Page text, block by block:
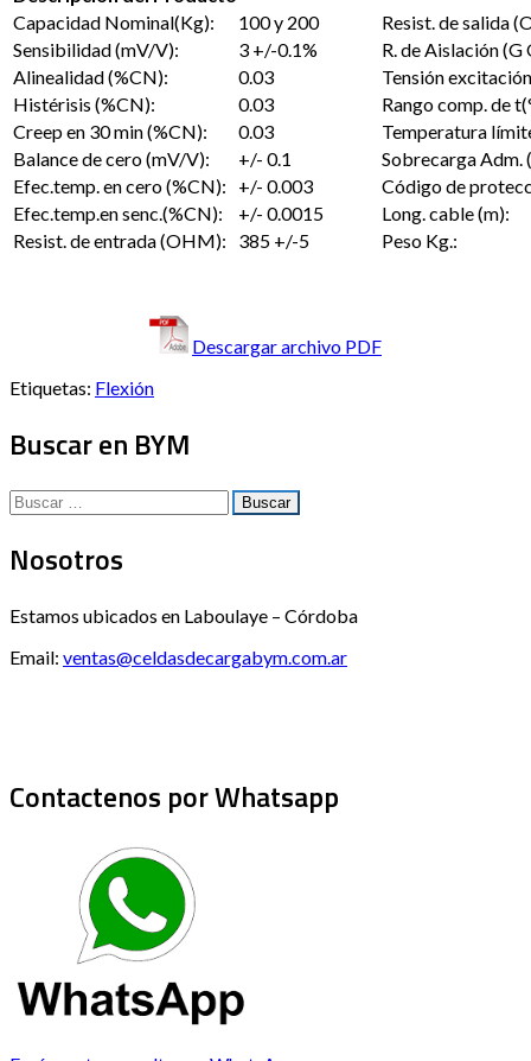
Capacidad Nominal(Kg):
100 y 200
Resist. de salida
Sensibilidad (mV/V):
3 +/-0.1%
R. de Aislación
Alinealidad (%CN):
0.03
Tensión
Histérisis (%CN):
0.03
Rango comp. de
Creep en 30 min (%CN):
0.03
Temperatura
Balance de cero (mV/V):
+/- 0.1
Sobrecarga Adm.
Efec.temp. en cero (%CN):
+/- 0.003
Código de
Efec.temp.en senc.(%CN):
+/- 0.0015
Long. cable (m):
Resist. de entrada (OHM):
385 +/-5 Peso Kg.:
Descargar archivo PDF
Etiquetas: Flexión
Buscar en BYM
Buscar:
Nosotros
Estamos ubicados en Laboulaye – Córdoba
Email: ventas@celdasdecargabym.com.ar
Contactenos por Whatsapp